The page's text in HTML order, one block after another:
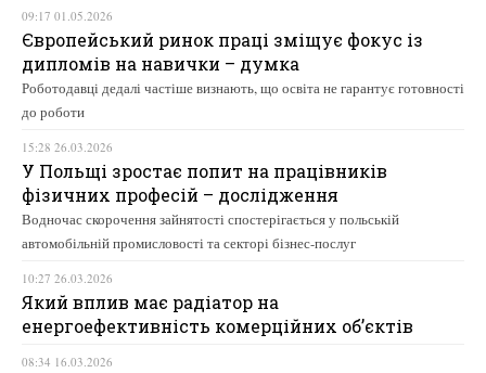
09:17 01.05.2026
Європейський ринок праці зміщує фокус із
дипломів на навички – думка
Роботодавці дедалі частіше визнають, що освіта не гарантує готовності
до роботи
15:28 26.03.2026
У Польщі зростає попит на працівників
фізичних професій – дослідження
Водночас скорочення зайнятості спостерігається у польській
автомобільній промисловості та секторі бізнес-послуг
10:27 26.03.2026
Який вплив має радіатор на
енергоефективність комерційних об’єктів
08:34 16.03.2026